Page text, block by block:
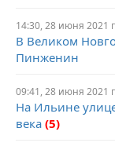
14:30, 28 июня 2021
В Великом
Пинженин
09:41, 28 июня 2021
На Ильине
века (5)